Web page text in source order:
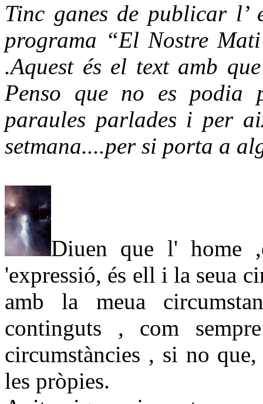
Tinc ganes de publicar
programa “El Nostre
.Aquest és el text amb
Penso que no es podia
paraules parlades i per
setmana....per si porta a
Diuen que l' home
'expressió, és ell i la seua
amb la meua
continguts , com
circumstàncies , si no
les pròpies.